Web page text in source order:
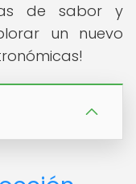
de sabor y
un nuevo